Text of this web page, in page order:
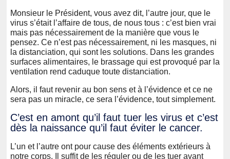
Monsieur le Président, vous avez dit, l’autre jour, que le
virus s’était l’affaire de tous, de nous tous : c’est bien vrai
mais pas nécessairement de la manière que vous le
pensez. Ce n’est pas nécessairement, ni les masques, ni
la distanciation, qui sont les solutions. Dans les grandes
surfaces alimentaires, le brassage qui est provoqué par la
ventilation rend caduque toute distanciation.
Alors, il faut revenir au bon sens et à l’évidence et ce ne
sera pas un miracle, ce sera l’évidence, tout simplement.
C’est en amont qu’il faut tuer les virus et c’est
dès la naissance qu’il faut éviter le cancer.
L’un et l’autre ont pour cause des éléments extérieurs à
notre corps. Il suffit de les réguler ou de les tuer avant